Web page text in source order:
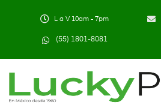
L a V 10am - 7pm
(55) 1801-8081